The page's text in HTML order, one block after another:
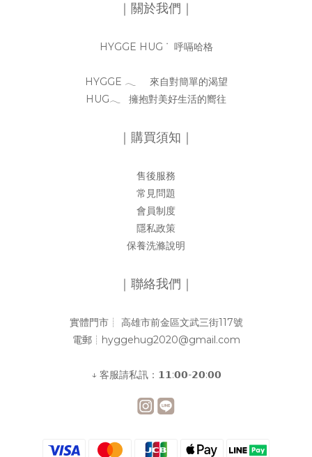
｜關於我們｜
HYGGE HUG ᐝ 呼嗝哈格
HYGGE 𓂃 來自對簡單的渴望
HUG𓂃 擁抱對美好生活的嚮往
｜購買須知｜
售後服務
常見問題
會員制度
隱私政策
保養洗滌說明
｜聯絡我們｜
實體門市┊︎ 高雄市前金區文武三街117號
電郵┊︎hyggehug2020@gmail.com
↓ 客服請私訊：𝟭𝟭:𝟬𝟬-𝟮𝟬:𝟬𝟬